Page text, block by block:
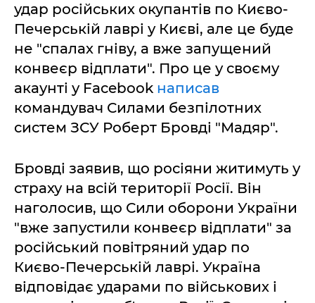
удар російських окупантів по Києво-
Печерській лаврі у Києві, але це буде
не "спалах гніву, а вже запущений
конвеєр відплати". Про це у своєму
акаунті у Facebook написав
командувач Силами безпілотних
систем ЗСУ Роберт Бровді "Мадяр".
Бровді заявив, що росіяни житимуть у
страху на всій території Росії. Він
наголосив, що Сили оборони України
"вже запустили конвеєр відплати" за
російський повітряний удар по
Києво-Печерській лаврі. Україна
відповідає ударами по військових і